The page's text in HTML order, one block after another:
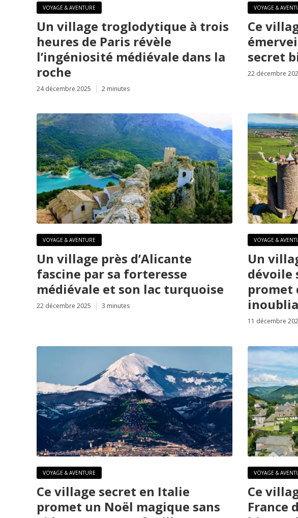
VOYAGE & AVENTURE
Un village troglodytique à trois
heures de Paris révèle
l’ingéniosité médiévale dans la
roche
24 décembre 2025 2 minutes
VOYAGE &
Ce
secret
22 décembre
VOYAGE & AVENTURE
Un village près d’Alicante
fascine par sa forteresse
médiévale et son lac turquoise
22 décembre 2025 3 minutes
VOYAGE &
Un
dévoile
promet
11 décembre
VOYAGE & AVENTURE
Ce village secret en Italie
promet un Noël magique sans
VOYAGE &
Ce
France